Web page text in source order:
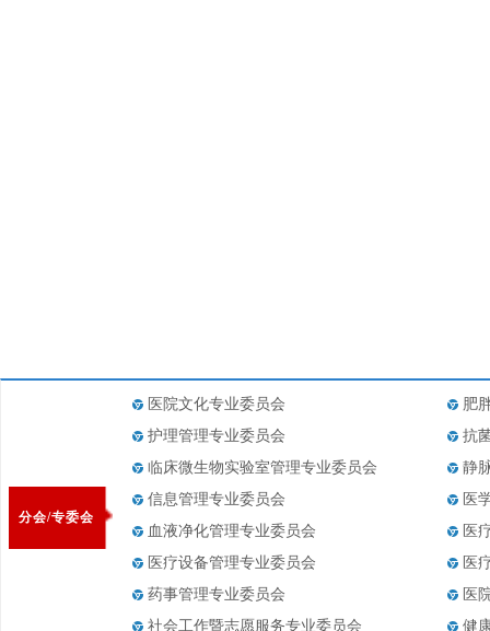
分会/专委会
医院文化专业委员会
肥
护理管理专业委员会
抗
临床微生物实验室管理专业委员会
静
信息管理专业委员会
医
血液净化管理专业委员会
医
医疗设备管理专业委员会
医
药事管理专业委员会
医
社会工作暨志愿服务专业委员会
健